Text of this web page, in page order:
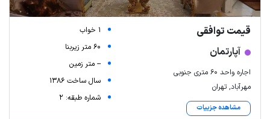
قیمت توافقی
آپارتمان
اجاره واحد ۶۰ متری جنوبی
مهرآباد, تهران
مشاهده جزییات
1 خواب
60 متر زیربنا
-- متر زمین
سال ساخت 1386
شماره طبقه: 2